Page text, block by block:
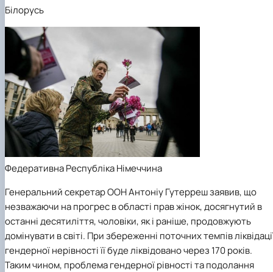
Білорусь
Федеративна Республіка Німеччина
Генеральний секретар ООН Антоніу Гутерреш заявив, що
незважаючи на прогрес в області прав жінок, досягнутий в
останні десятиліття, чоловіки, як і раніше, продовжують
домінувати в світі. При збереженні поточних темпів
гендерної нерівності її буде ліквідовано через 170 років.
Таким чином, проблема гендерної рівності та подолання